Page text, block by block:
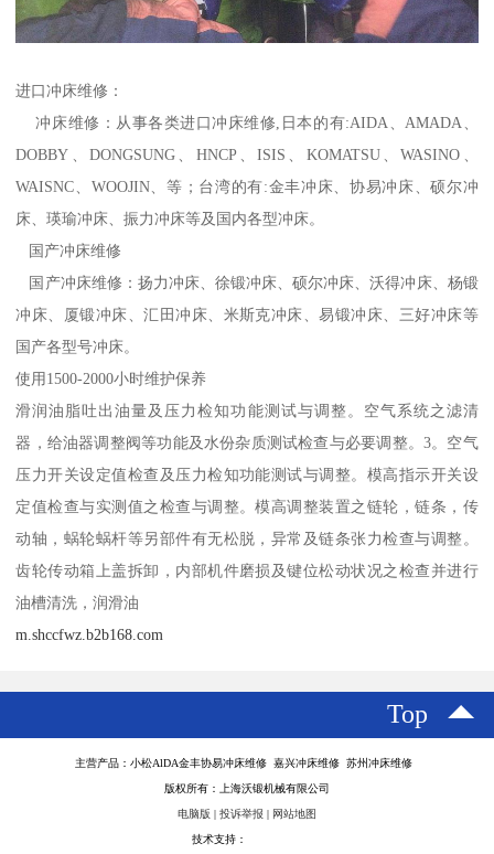
进口冲床维修：
冲床维修：从事各类进口冲床维修,日本的有:AIDA、AMADA、
DOBBY、DONGSUNG、HNCP、ISIS、KOMATSU、WASINO、
WAISNC、WOOJIN、等；台湾的有:金丰冲床、协易冲床、硕尔冲
床、瑛瑜冲床、振力冲床等及国内各型冲床。
国产冲床维修
国产冲床维修：扬力冲床、徐锻冲床、硕尔冲床、沃得冲床、杨锻
冲床、厦锻冲床、汇田冲床、米斯克冲床、易锻冲床、三好冲床等
国产各型号冲床。
使用1500-2000小时维护保养
滑润油脂吐出油量及压力检知功能测试与调整。空气系统之滤清
器，给油器调整阀等功能及水份杂质测试检查与必要调整。3。空气
压力开关设定值检查及压力检知功能测试与调整。模高指示开关设
定值检查与实测值之检查与调整。模高调整装置之链轮，链条，传
动轴，蜗轮蜗杆等另部件有无松脱，异常及链条张力检查与调整。
齿轮传动箱上盖拆卸，内部机件磨损及键位松动状况之检查并进行
油槽清洗，润滑油
m.shccfwz.b2b168.com
Top
主营产品：小松AlDA金丰协易冲床维修 嘉兴冲床维修 苏州冲床维修
版权所有：上海沃锻机械有限公司
电脑版 | 投诉举报 | 网站地图
技术支持：